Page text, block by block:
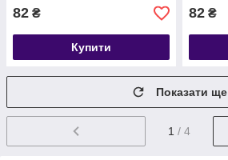
82 ₴
Купити
82 ₴
Показати ще
1 / 4